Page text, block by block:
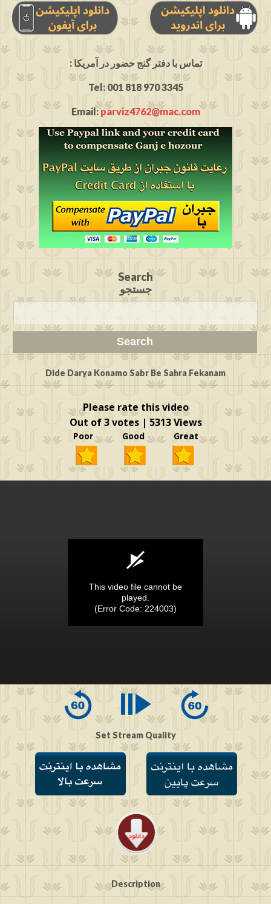
: تماس با دفتر گنج حضور در آمریکا
Tel: 001 818 970 3345
Email:parviz4762@mac.com
Search
جستجو
Dide Darya Konamo Sabr Be Sahra Fekanam
Please rate this video
Out of 3 votes | 5313 Views
Poor Good Great
seconds
0
This video file cannot be
played.
(Error Code: 224003)
Set Stream Quality
Description